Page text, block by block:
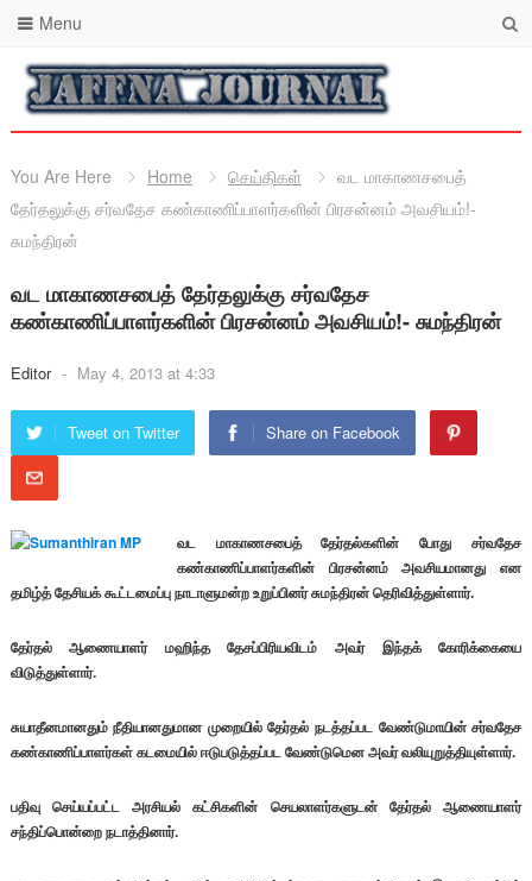
Menu
You Are Here Home செய்திகள்
வட மாகாணசபைத்
தேர்தலுக்கு சர்வதேச கண்காணிப்பாளர்களின் பிரசன்னம் அவசியம்!-
சுமந்திரன்
வட மாகாணசபைத் தேர்தலுக்கு சர்வதேச
கண்காணிப்பாளர்களின் பிரசன்னம் அவசியம்!- சுமந்திரன்
Editor - May 4, 2013 at 4:33
Tweet on Twitter Share on Facebook
வட மாகாணசபைத் தேர்தல்களின் போது சர்வதேச
கண்காணிப்பாளர்களின் பிரசன்னம் அவசியமானது என
தமிழ்த் தேசியக் கூட்டமைப்பு நாடாளுமன்ற உறுப்பினர் சுமந்திரன் தெரிவித்துள்ளார்.
தேர்தல் ஆணையாளர் மஹிந்த தேசப்பிரியவிடம் அவர் இந்தக் கோரிக்கையை
விடுத்துள்ளார்.
சுயாதீனமானதும் நீதியானதுமான முறையில் தேர்தல் நடத்தப்பட வேண்டுமாயின் சர்வதேச
கண்காணிப்பாளர்கள் கடமையில் ஈடுபடுத்தப்பட வேண்டுமென அவர் வலியுறுத்தியுள்ளார்.
பதிவு செய்யப்பட்ட அரசியல் கட்சிகளின் செயலாளர்களுடன் தேர்தல் ஆணையாளர்
சந்திப்பொன்றை நடாத்தினார்.